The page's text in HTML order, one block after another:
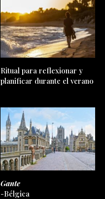
Ritual para reflexionar y
planificar durante el verano
Gante
-Bélgica